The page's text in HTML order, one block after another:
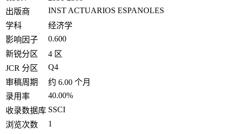
出版商
INST ACTUARIOS ESPANOLES
学科
经济学
影响因子
0.600
新锐分区
4 区
JCR 分区
Q4
审稿周期
约 6.00 个月
录用率
40.00%
收录数据库 SSCI
浏览次数
1